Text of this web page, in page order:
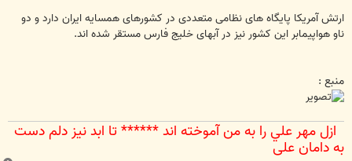
ارتش آمریکا پایگاه های نظامی متعددی در کشورهای همسایه ایران دارد و دو
ناو هواپیمابر این کشور نیز در آبهای خلیج فارس مستقر شده اند.
منبع :
ازل مهر علي را به من آموخته اند ****** تا ابد نيز دلم دست
به دامان علي‌